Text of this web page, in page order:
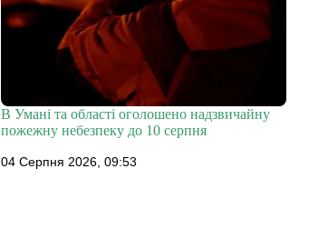
В Умані та області оголошено надзвичайну
пожежну небезпеку до 10 серпня
04 Серпня 2026, 09:53